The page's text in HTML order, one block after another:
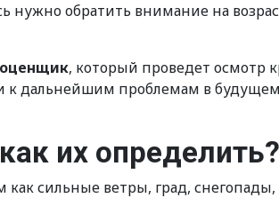
обратить внимание на
, который проведет осмотр
дальнейшим проблемам в
их определить?
сильные ветры, град,